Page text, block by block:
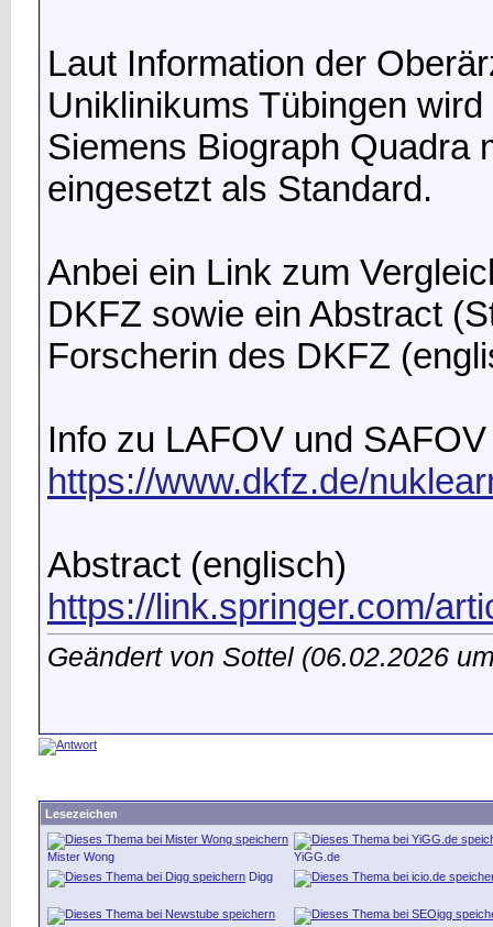
Laut Information der
Uniklinikums Tübingen
Siemens Biograph Quadra
eingesetzt als Standard.
Anbei ein Link zum
DKFZ sowie ein Abstract
Forscherin des DKFZ
Info zu LAFOV und
https://www.dkfz.de/
Abstract (englisch)
https://link.springer.com/
Geändert von Sottel (06.02.2026
Lesezeichen
Mister Wong
YiGG.de
Digg